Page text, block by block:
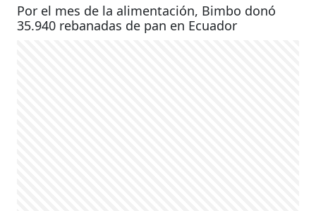
Por el mes de la alimentación, Bimbo donó
35.940 rebanadas de pan en Ecuador